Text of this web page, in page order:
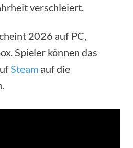
verschleiert.
2026 auf PC,
Spieler können das
Steam auf die